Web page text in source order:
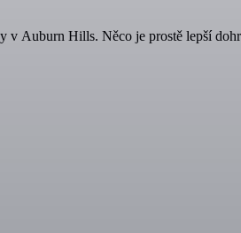
Auburn Hills. Něco je prostě lepší